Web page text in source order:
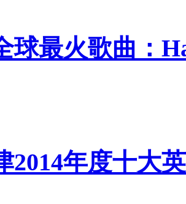
球最火歌曲：
2014年度十大